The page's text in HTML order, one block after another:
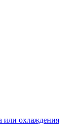
или охлаждения